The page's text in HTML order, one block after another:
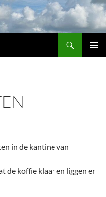
in de kantine van
de koffie klaar en liggen er